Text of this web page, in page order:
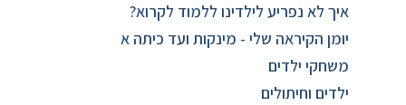
איך לא נפריע לילדינו ללמוד לקרוא?
יומן הקיראה שלי - מינקות ועד כיתה א
משחקי ילדים
ילדים וחיתולים